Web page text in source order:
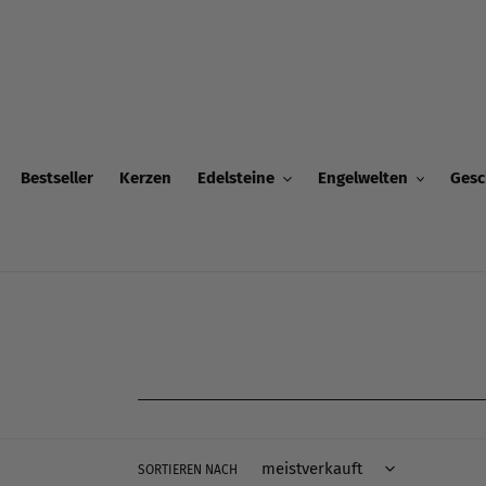
Bestseller Kerzen Edelsteine Engelwelten
SORTIEREN NACH